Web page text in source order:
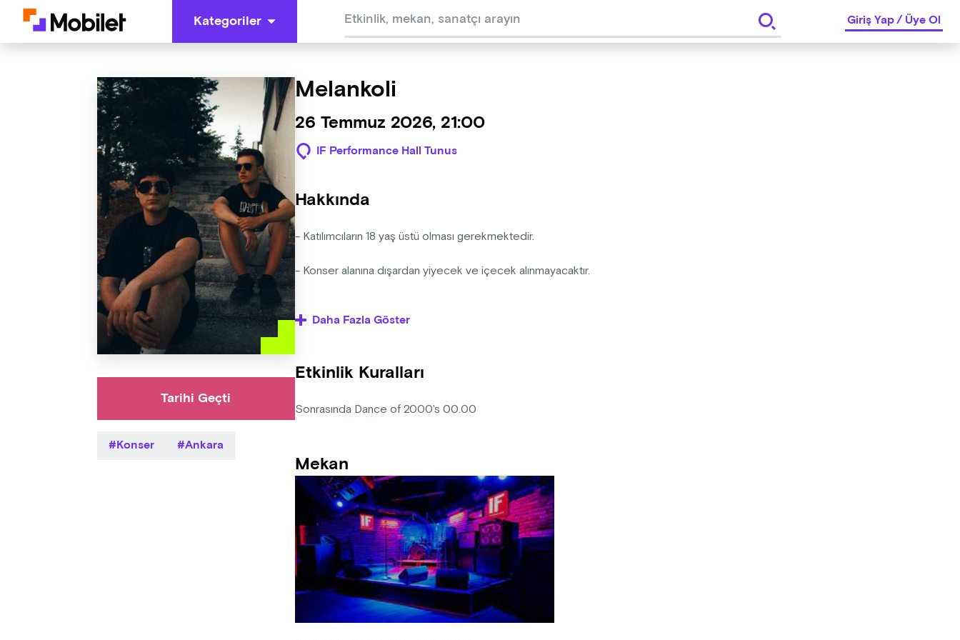
Kategoriler Giriş Yap/Üye Ol
Tarihi Geçti
Konser Ankara
Melankoli
26 Temmuz 2026, 21:00
IF Performance Hall Tunus
Hakkında
- Katılımcıların 18 yaş üstü olması gerekmektedir.
- Konser alanına dışardan yiyecek ve içecek alınmayacaktır.
- Organizasyon şirketinin programda ve bilet fiyatlarında değişiklik yapma hakkı saklıdır.
etkinlik için bilet bedelini iade etmek koşuluyla, etkinlik mekanına kişiyi almama hakkına sahiptir.
Daha Fazla Göster
Etkinlik Kuralları
Sonrasında Dance of 2000's 00.00
Mekan